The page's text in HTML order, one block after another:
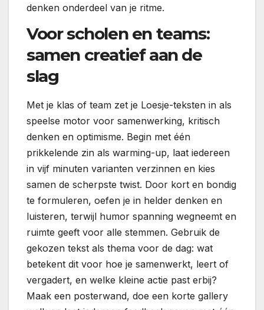
denken onderdeel van je ritme.
Voor scholen en teams:
samen creatief aan de
slag
Met je klas of team zet je Loesje-teksten in als
speelse motor voor samenwerking, kritisch
denken en optimisme. Begin met één
prikkelende zin als warming-up, laat iedereen
in vijf minuten varianten verzinnen en kies
samen de scherpste twist. Door kort en bondig
te formuleren, oefen je in helder denken en
luisteren, terwijl humor spanning wegneemt en
ruimte geeft voor alle stemmen. Gebruik de
gekozen tekst als thema voor de dag: wat
betekent dit voor hoe je samenwerkt, leert of
vergadert, en welke kleine actie past erbij?
Maak een posterwand, doe een korte gallery